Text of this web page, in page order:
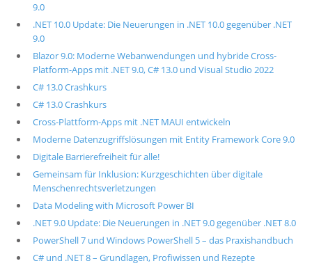
9.0
.NET 10.0 Update: Die Neuerungen in .NET 10.0 gegenüber .NET
9.0
Blazor 9.0: Moderne Webanwendungen und hybride Cross-
Platform-Apps mit .NET 9.0, C# 13.0 und Visual Studio 2022
C# 13.0 Crashkurs
C# 13.0 Crashkurs
Cross-Plattform-Apps mit .NET MAUI entwickeln
Moderne Datenzugriffslösungen mit Entity Framework Core 9.0
Digitale Barrierefreiheit für alle!
Gemeinsam für Inklusion: Kurzgeschichten über digitale
Menschenrechtsverletzungen
Data Modeling with Microsoft Power BI
.NET 9.0 Update: Die Neuerungen in .NET 9.0 gegenüber .NET 8.0
PowerShell 7 und Windows PowerShell 5 – das Praxishandbuch
C# und .NET 8 – Grundlagen, Profiwissen und Rezepte